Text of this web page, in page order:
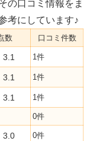
の口コミ情報をま
考にしています♪
数 口コミ件数
3.1 1件
3.1 1件
3.1 1件
0件
3.0 0件